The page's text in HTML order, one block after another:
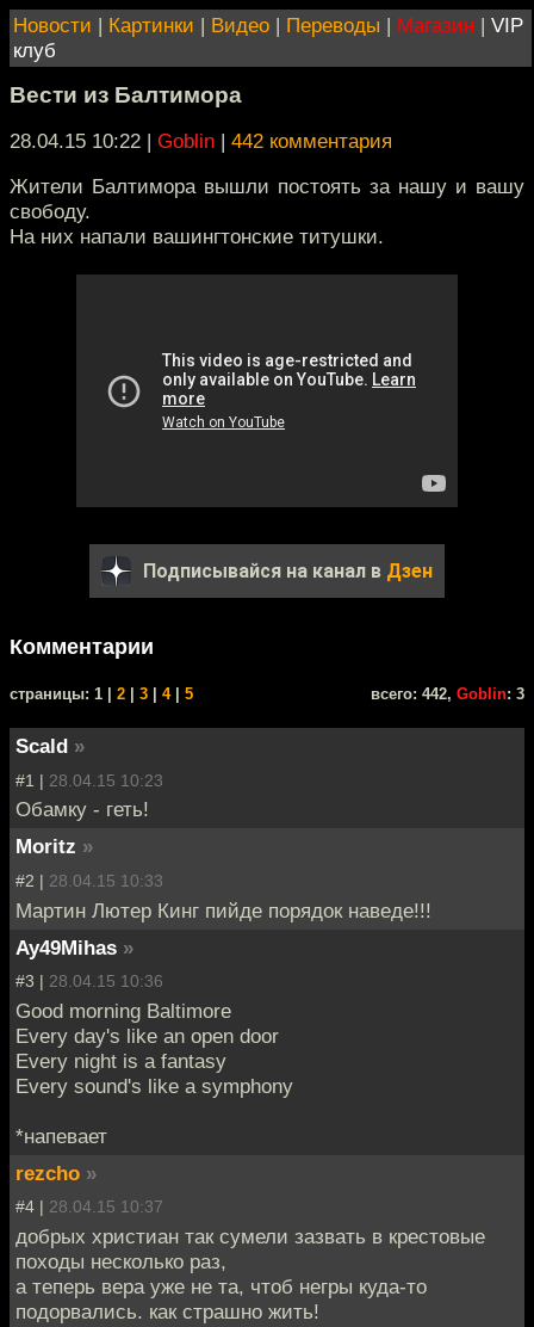
Новости | Картинки | Видео | Переводы | Магазин | VIP
клуб
Вести из Балтимора
28.04.15 10:22 | Goblin | 442 комментария
Жители Балтимора вышли постоять за нашу и вашу
свободу.
На них напали вашингтонские титушки.
Подписывайся на канал в Дзен
Комментарии
cтраницы: 1 | 2 3 4| 5 всего: 442, Goblin: 3
Scald »
#1 | 28.04.15 10:23
Обамку - геть!
Moritz »
#2 | 28.04.15 10:33
Мартин Лютер Кинг пийде порядок наведе!!!
Ay49Mihas »
#3 | 28.04.15 10:36
Good morning Baltimore
Every day's like an open door
Every night is a fantasy
Every sound's like a symphony
*напевает
rezcho »
#4 | 28.04.15 10:37
добрых христиан так сумели зазвать в крестовые
походы несколько раз,
а теперь вера уже не та, чтоб негры куда-то
подорвались. как страшно жить!